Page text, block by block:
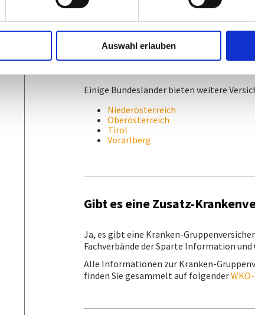
Auswahl erlauben
Weitere Angebote
Einige Bundesländer bieten weitere
Niederösterreich
Oberösterreich
Tirol
Vorarlberg
Gibt es eine Zusatz-
Ja, es gibt eine Kranken-
Fachverbände der Sparte Information
Alle Informationen zur Kranken-
finden Sie gesammelt auf folgender